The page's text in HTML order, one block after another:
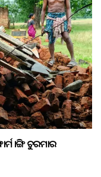
ଭାଙ୍ଗି ଚୁରମାର